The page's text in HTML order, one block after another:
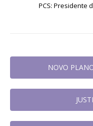
PCS: Presidente
NOVO